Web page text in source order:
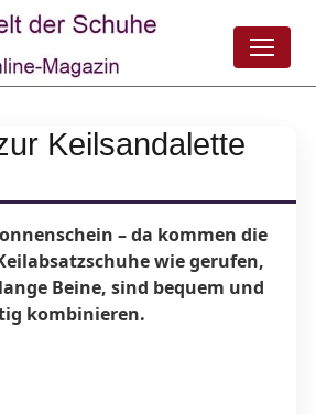
Keilsandalette
– da kommen die
wie gerufen,
Beine, sind bequem und
kombinieren.